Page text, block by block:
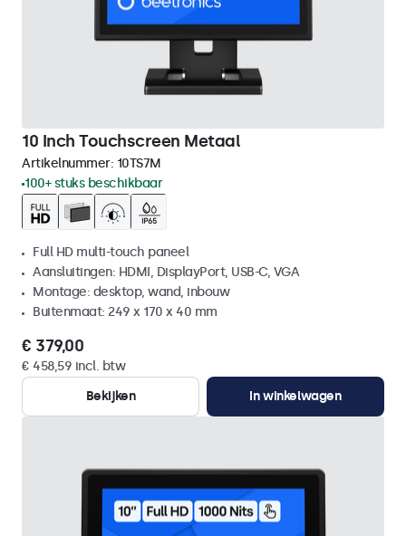
10 Inch Touchscreen Metaal
Artikelnummer: 10TS7M
100+ stuks beschikbaar
Full HD multi-touch paneel
Aansluitingen: HDMI, DisplayPort, USB-C, VGA
Montage: desktop, wand, inbouw
Buitenmaat: 249 x 170 x 40 mm
€ 379,00
€ 458,59 incl. btw
Bekijken
In winkelwagen